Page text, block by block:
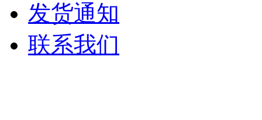
发货通知
联系我们